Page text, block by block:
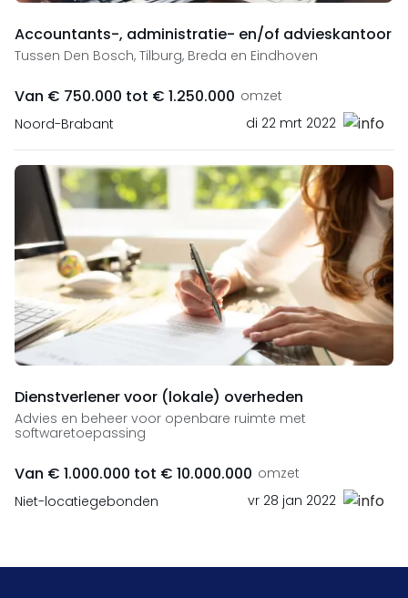
Accountants-, administratie- en/of advieskantoor
Tussen Den Bosch, Tilburg, Breda en Eindhoven
Van € 750.000 tot € 1.250.000 omzet
Noord-Brabant
di 22 mrt 2022
Dienstverlener voor (lokale) overheden
Advies en beheer voor openbare ruimte met
softwaretoepassing
Van € 1.000.000 tot € 10.000.000 omzet
Niet-locatiegebonden
vr 28 jan 2022